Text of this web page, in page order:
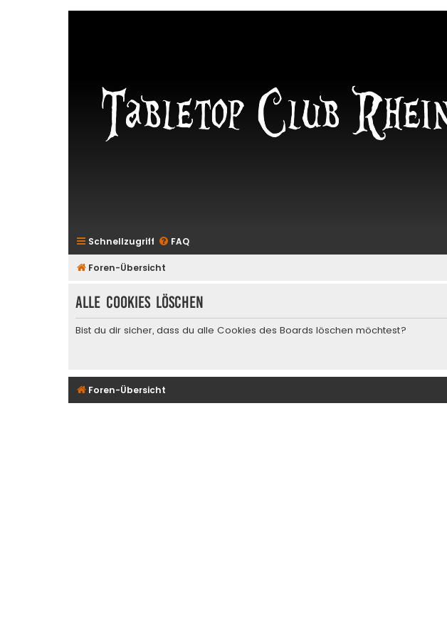
Schnellzugriff FAQ
Foren-Übersicht
Alle Cookies löschen
Bist du dir sicher, dass du alle Cookies des Boards löschen möchtest?
Foren-Übersicht